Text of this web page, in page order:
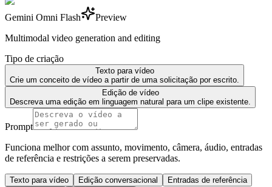
Gemini Omni Flash
Preview
Multimodal video generation and editing
Tipo de criação
Texto para vídeo
Crie um conceito de vídeo a partir de uma solicitação por escrito.
Edição de vídeo
Descreva uma edição em linguagem natural para um clipe existente.
Prompt
Funciona melhor com assunto, movimento, câmera, áudio, entradas
de referência e restrições a serem preservadas.
Texto para vídeo Edição conversacional
Entradas de referência